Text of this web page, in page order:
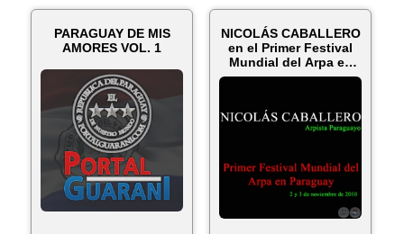
PARAGUAY DE MIS
AMORES VOL. 1
NICOLÁS CABALLERO
en el Primer Festival
Mundial del Arpa en
Parag...